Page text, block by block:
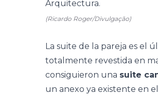
(Ricardo Roger/Divulgação)
La suite de la pareja es el
totalmente revestida en
consiguieron una suite
un anexo ya existente en